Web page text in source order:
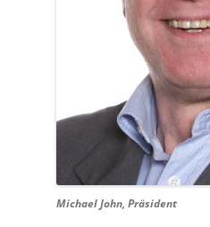
Michael John, Präsident